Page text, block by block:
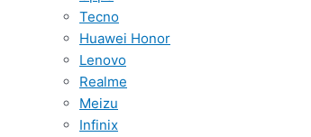
Tecno
Huawei Honor
Lenovo
Realme
Meizu
Infinix